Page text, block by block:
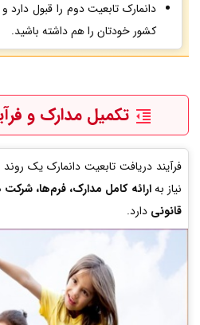
دانمارک تابعیت دوم را قبول دارد
کشور خودتان را هم داشته باشید.
تکمیل مدارک و
فرآیند دریافت تابعیت دانمارک یک
نیاز بهارائه کامل مدارک، فرم‌ها،
قانونی دارد.